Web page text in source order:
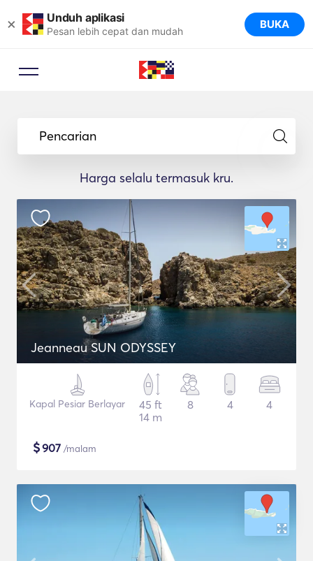
× Unduh aplikasi
Pesan lebih cepat dan mudah BUKA
Pencarian
Harga selalu termasuk kru.
Jeanneau SUN ODYSSEY
Kapal Pesiar Berlayar
45 ft
14 m
8 4 4
$907 /malam